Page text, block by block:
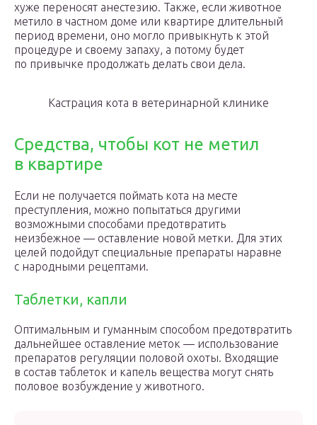
хуже переносят анестезию. Также, если животное
метило в частном доме или квартире длительный
период времени, оно могло привыкнуть к этой
процедуре и своему запаху, а потому будет
по привычке продолжать делать свои дела.
Кастрация кота в ветеринарной клинике
Средства, чтобы кот не метил
в квартире
Если не получается поймать кота на месте
преступления, можно попытаться другими
возможными способами предотвратить
неизбежное — оставление новой метки. Для этих
целей подойдут специальные препараты наравне
с народными рецептами.
Таблетки, капли
Оптимальным и гуманным способом предотвратить
дальнейшее оставление меток — использование
препаратов регуляции половой охоты. Входящие
в состав таблеток и капель вещества могут снять
половое возбуждение у животного.